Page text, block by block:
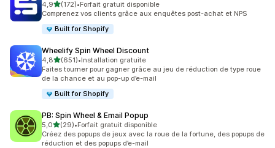
4,9étoile(s) sur 5
(172)
172 avis au total
•Forfait gratuit disponible
Comprenez vos clients grâce aux enquêtes post-achat et NPS
Built for Shopify
Wheelify Spin Wheel Discount
4,8étoile(s) sur 5
(651)
651 avis au total
•Installation gratuite
Faites tourner pour gagner grâce au jeu de réduction de type roue
de la chance et au pop-up d’e-mail
Built for Shopify
PB: Spin Wheel & Email Popup
5,0étoile(s) sur 5
(29)
29 avis au total
•Forfait gratuit disponible
Créez des popups de jeux avec la roue de la fortune, des popups de
réduction et des popups d’e-mail